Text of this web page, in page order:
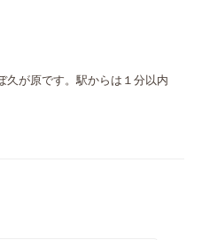
久が原です。駅からは１分以内